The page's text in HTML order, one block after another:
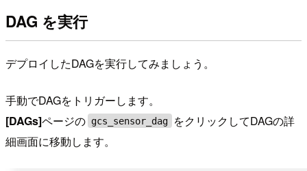
DAG を実行
デプロイしたDAGを実行してみましょう。
手動でDAGをトリガーします。
[DAGs]ページの gcs_sensor_dag
をクリックしてDAGの詳
細画面に移動します。